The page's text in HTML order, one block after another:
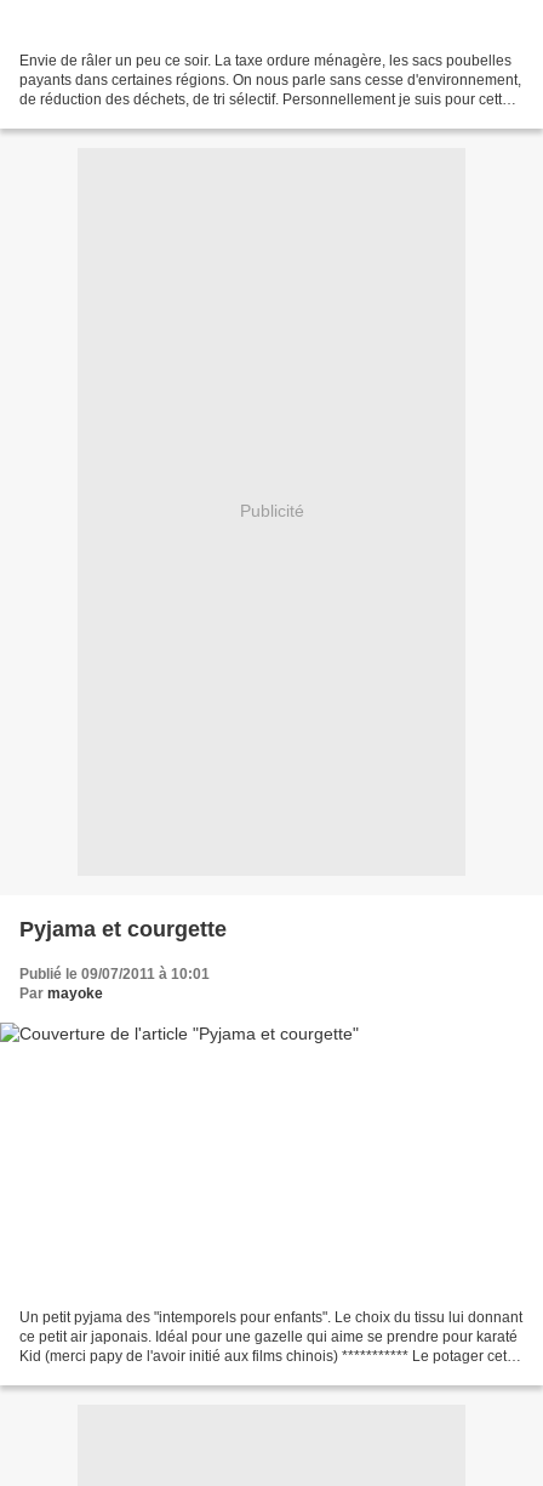
Envie de râler un peu ce soir. La taxe ordure ménagère, les sacs poubelles
payants dans certaines régions. On nous parle sans cesse d'environnement,
de réduction des déchets, de tri sélectif. Personnellement je suis pour cette
Publicité
Pyjama et courgette
Publié le 09/07/2011 à 10:01
Par mayoke
Un petit pyjama des "intemporels pour enfants". Le choix du tissu lui donnant
ce petit air japonais. Idéal pour une gazelle qui aime se prendre pour karaté
Kid (merci papy de l'avoir initié aux films chinois) *********** Le potager cette